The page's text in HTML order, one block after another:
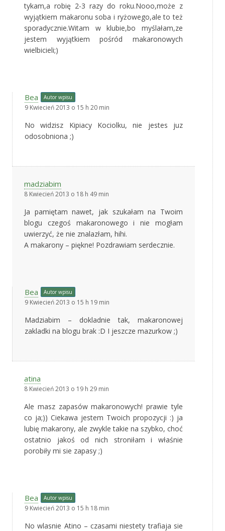
tykam,a robię 2-3 razy do roku.Nooo,może z
wyjątkiem makaronu soba i ryżowego,ale to też
sporadycznie.Witam w klubie,bo myślałam,ze
jestem wyjątkiem pośród makaronowych
wielbicieli;)
Bea Autor wpisu
9 Kwiecień 2013 o 15 h 20 min
No widzisz Kipiacy Kociolku, nie jestes juz
odosobniona ;)
madziabim
8 Kwiecień 2013 o 18 h 49 min
Ja pamiętam nawet, jak szukałam na Twoim
blogu czegoś makaronowego i nie mogłam
uwierzyć, że nie znalazłam, hihi.
A makarony – piękne! Pozdrawiam serdecznie.
Bea Autor wpisu
9 Kwiecień 2013 o 15 h 19 min
Madziabim – dokladnie tak, makaronowej
zakladki na blogu brak :D I jeszcze mazurkow ;)
atina
8 Kwiecień 2013 o 19 h 29 min
Ale masz zapasów makaronowych! prawie tyle
co ja;)) Ciekawa jestem Twoich propozycji :) ja
lubię makarony, ale zwykle takie na szybko, choć
ostatnio jakoś od nich stroniłam i właśnie
porobiły mi sie zapasy ;)
Bea Autor wpisu
9 Kwiecień 2013 o 15 h 18 min
No wlasnie Atino – czasami niestety trafiaja sie